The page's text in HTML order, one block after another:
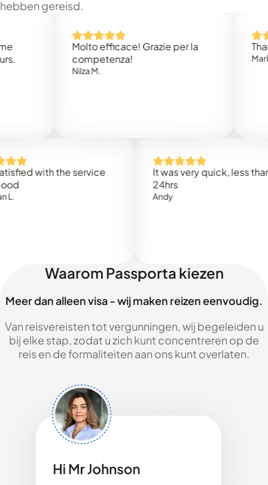
hebben gereisd.
Molto efficace! Grazie per la
competenza!
Thank
Mark N.
with the service
It was very quick, less than
Waarom Passporta kiezen
Meer dan alleen visa - wij maken reizen eenvoudig.
Van reisvereisten tot vergunningen, wij begeleiden u
bij elke stap, zodat u zich kunt concentreren op de
reis en de formaliteiten aan ons kunt overlaten.